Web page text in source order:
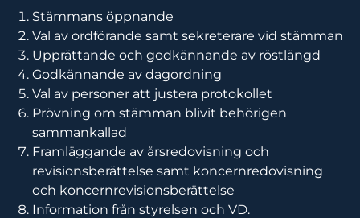
Stämmans öppnande
Val av ordförande samt sekreterare vid stämman
Upprättande och godkännande av röstlängd
Godkännande av dagordning
Val av personer att justera protokollet
Prövning om stämman blivit behörigen
sammankallad
Framläggande av årsredovisning och
revisionsberättelse samt koncernredovisning
och koncernrevisionsberättelse
Information från styrelsen och VD.